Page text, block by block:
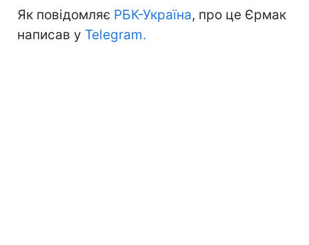
Як повідомляє РБК-Україна, про це Єрмак
написав у Telegram.